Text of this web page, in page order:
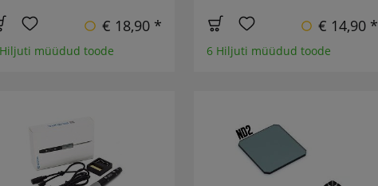
€ 18,90 *
müüdud toode
€ 14,90 *
6 Hiljuti müüdud toode